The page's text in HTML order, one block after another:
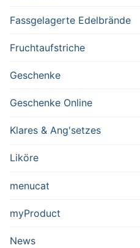
Fassgelagerte Edelbrände
Fruchtaufstriche
Geschenke
Geschenke Online
Klares & Ang'setzes
Liköre
menucat
myProduct
News